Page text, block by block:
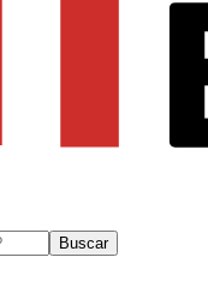
Buscar